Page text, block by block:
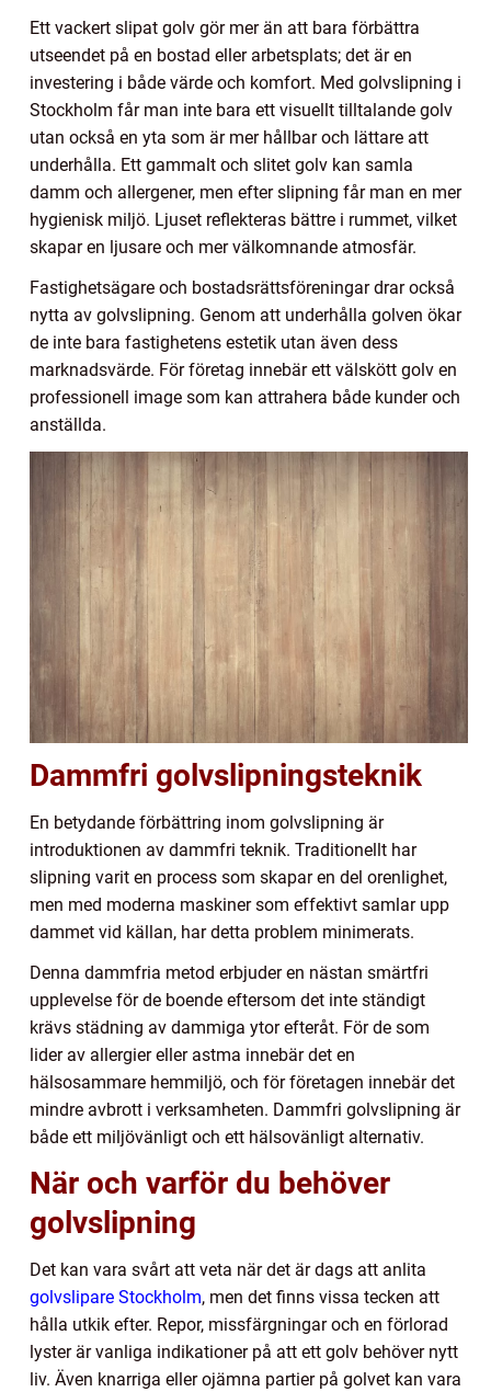
Ett vackert slipat golv gör mer än att bara förbättra
utseendet på en bostad eller arbetsplats; det är en
investering i både värde och komfort. Med golvslipning i
Stockholm får man inte bara ett visuellt tilltalande golv
utan också en yta som är mer hållbar och lättare att
underhålla. Ett gammalt och slitet golv kan samla
damm och allergener, men efter slipning får man en mer
hygienisk miljö. Ljuset reflekteras bättre i rummet, vilket
skapar en ljusare och mer välkomnande atmosfär.
Fastighetsägare och bostadsrättsföreningar drar också
nytta av golvslipning. Genom att underhålla golven ökar
de inte bara fastighetens estetik utan även dess
marknadsvärde. För företag innebär ett välskött golv en
professionell image som kan attrahera både kunder och
anställda.
Dammfri golvslipningsteknik
En betydande förbättring inom golvslipning är
introduktionen av dammfri teknik. Traditionellt har
slipning varit en process som skapar en del orenlighet,
men med moderna maskiner som effektivt samlar upp
dammet vid källan, har detta problem minimerats.
Denna dammfria metod erbjuder en nästan smärtfri
upplevelse för de boende eftersom det inte ständigt
krävs städning av dammiga ytor efteråt. För de som
lider av allergier eller astma innebär det en
hälsosammare hemmiljö, och för företagen innebär det
mindre avbrott i verksamheten. Dammfri golvslipning är
både ett miljövänligt och ett hälsovänligt alternativ.
När och varför du behöver
golvslipning
Det kan vara svårt att veta när det är dags att anlita
golvslipare Stockholm, men det finns vissa tecken att
hålla utkik efter. Repor, missfärgningar och en förlorad
lyster är vanliga indikationer på att ett golv behöver nytt
liv. Även knarriga eller ojämna partier på golvet kan vara